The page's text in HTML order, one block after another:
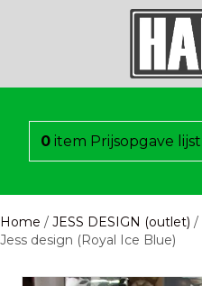
0 item Prijsopgave lijst
Home / JESS DESIGN (outlet) /
Jess design (Royal Ice Blue)